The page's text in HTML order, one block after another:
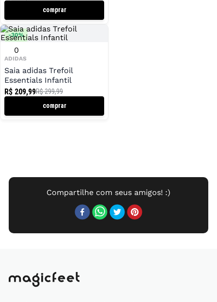
comprar
-30%
ADIDAS
0
Saia adidas Trefoil
Essentials Infantil
R$ 209,99R$ 299,99
comprar